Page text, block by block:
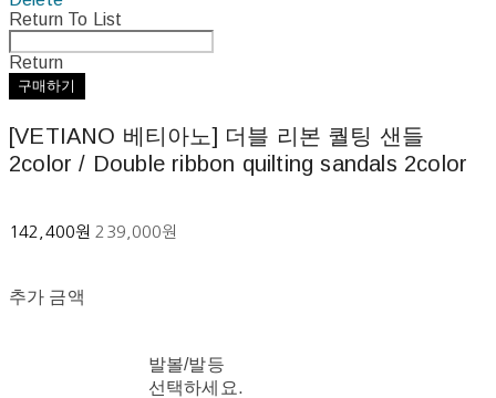
Return To List
Return
구매하기
[VETIANO 베티아노] 더블 리본 퀄팅 샌들
2color / Double ribbon quilting sandals 2color
142,400원 239,000원
추가 금액
발볼/발등
선택하세요.